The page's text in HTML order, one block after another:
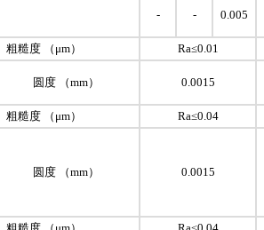
- - 0.005
粗糙度 （μm） Ra≤0.01
圆度 （mm） 0.0015
粗糙度 （μm） Ra≤0.04
圆度 （mm）
0.0015